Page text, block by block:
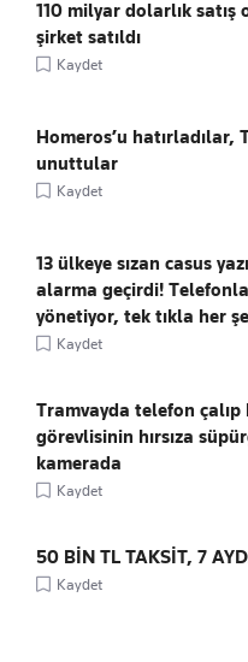
110 milyar dolarlık satış
şirket satıldı
Kaydet
Homeros’u hatırladılar,
unuttular
Kaydet
13 ülkeye sızan casus
alarma geçirdi!
yönetiyor, tek tıkla her
Kaydet
Tramvayda telefon çalıp
görevlisinin hırsıza
kamerada
Kaydet
50 BİN TL TAKSİT, 7
Kaydet